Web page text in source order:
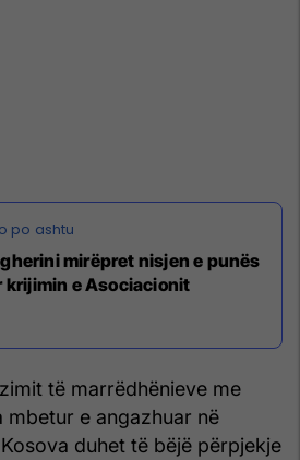
mirëpret nisjen e punës
krijimin e Asociacionit
të marrëdhënieve me
mbetur e angazhuar në
duhet të bëjë përpjekje